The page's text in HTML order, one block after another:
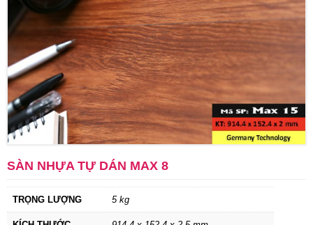
SÀN NHỰA TỰ DÁN MAX 8
TRỌNG LƯỢNG 5 kg